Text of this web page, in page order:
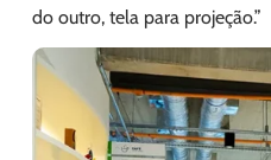
do outro, tela para projeção.”